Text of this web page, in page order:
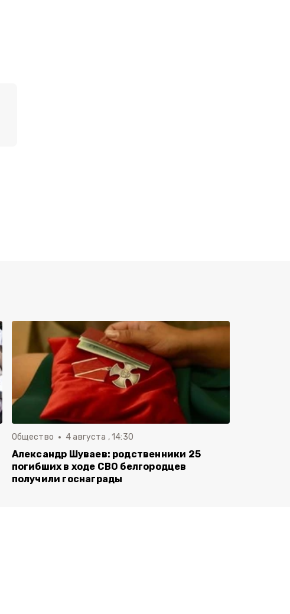
Общество 4 августа , 14:30
Александр Шуваев: родственники 25
погибших в ходе СВО белгородцев
получили госнаграды